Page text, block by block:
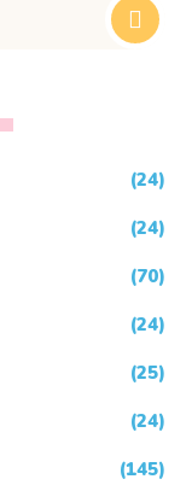
(24)
(24)
(70)
(24)
(25)
(24)
(145)